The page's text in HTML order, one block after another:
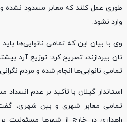
طوری عمل کنند که معابر مسدود نشده
وارد نشود.
وی با بیان این که تمامی نانوایی‌ها
نان بپردازند، تصریح کرد: توزیع آرد
تمامی نانوایی‌ها انجام شده و مردم
استاندار گیلان با تأکید بر عدم
تمامی معابر شهری و بین شهری،
راهداری در خارج از شهرها مسئولیت